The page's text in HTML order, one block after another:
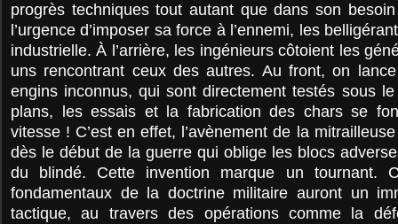
progrès techniques tout autant que dans son besoin
l’urgence d’imposer sa force à l’ennemi, les
industrielle. À l’arrière, les ingénieurs côtoient les
uns rencontrant ceux des autres. Au front, on
engins inconnus, qui sont directement testés sous
plans, les essais et la fabrication des chars se
vitesse ! C’est en effet, l’avènement de la
dès le début de la guerre qui oblige les blocs
du blindé. Cette invention marque un tournant.
fondamentaux de la doctrine militaire auront un
tactique, au travers des opérations comme la